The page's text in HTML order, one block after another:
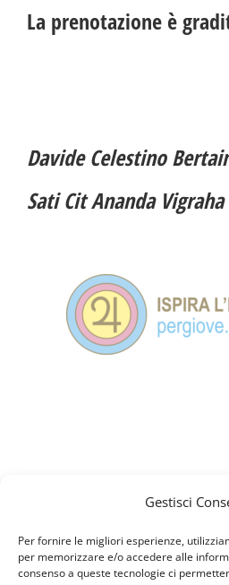
Gestisci
Per fornire le migliori esperienze,
per memorizzare e/o accedere alle
consenso a queste tecnologie ci
La prenotazione è
Davide Celestino
Sati Cit Ananda Vigraha